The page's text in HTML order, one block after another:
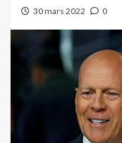
30 mars 2022 0